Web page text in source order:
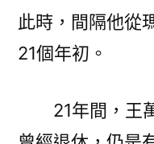
此時，間隔他從
21個年初。
21年間，王